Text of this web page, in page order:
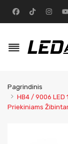
Pagrindinis
HB4 / 9006 LED
Priekiniams